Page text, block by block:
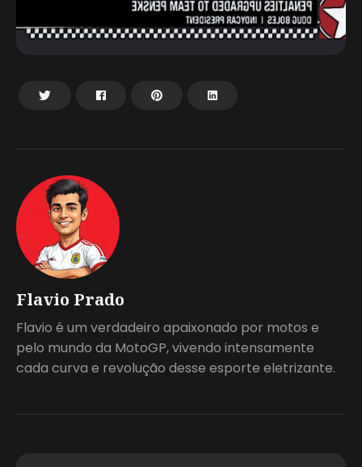
Flavio Prado
Flavio é um verdadeiro apaixonado por motos e
pelo mundo da MotoGP, vivendo intensamente
cada curva e revolução desse esporte eletrizante.